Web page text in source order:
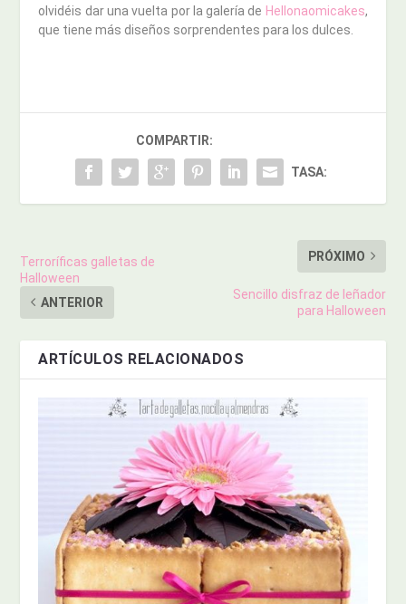
olvidéis dar una vuelta por la galería de Hellonaomicakes,
que tiene más diseños sorprendentes para los dulces.
COMPARTIR:
TASA:
Terroríficas galletas de
Halloween
ANTERIOR
PRÓXIMO
Sencillo disfraz de leñador
para Halloween
ARTÍCULOS RELACIONADOS